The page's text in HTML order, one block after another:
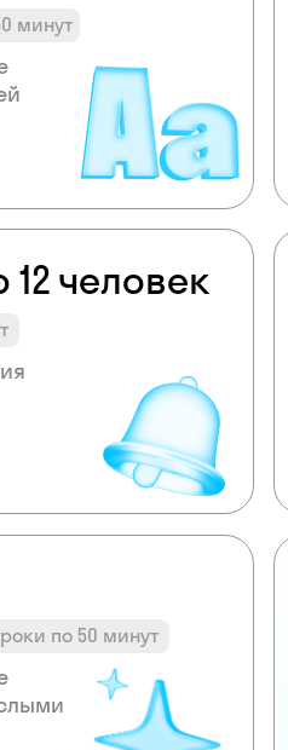
минут
12 человек
по 50 минут